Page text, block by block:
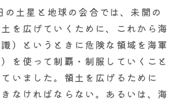
土星と地球の会合では、未開の
を広げていくために、これから海
識）というときに危険な領域を海軍
を使って制覇・制服していくこと
いました。領土を広げるために
なければならない。あるいは、海